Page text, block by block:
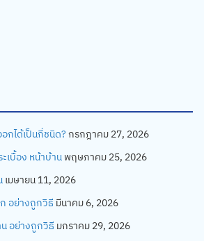
กได้เป็นกี่ชนิด? กรกฎาคม 27, 2026
เบื้อง หน้าบ้าน พฤษภาคม 25, 2026
เมษายน 11, 2026
อย่างถูกวิธี มีนาคม 6, 2026
อย่างถูกวิธี มกราคม 29, 2026